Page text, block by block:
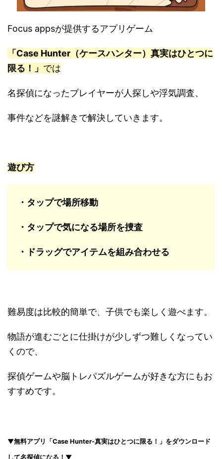
Focus appsが提供するアプリゲーム
「Case Hunter（ケースハンター）真実はひとつに
限る！」 では
名探偵になったプレイヤーが人探しや浮気調査、
事件などを謎解きで解決していきます。
遊び方
・タップで場所移動
・タップで気になる場所を捜査
・ドラッグでアイテムを組み合わせる
難易度は比較的簡単で、子供でも楽しく遊べます。
物語が進むごとに仕掛けが少しずつ難しくなってい
くので、
探偵ゲームや脳トレパズルゲームが好きな方にもお
すすめです。
▼無料アプリ「Case Hunter-真実はひとつに限る！」をダウンロード
して名探偵になる！▼